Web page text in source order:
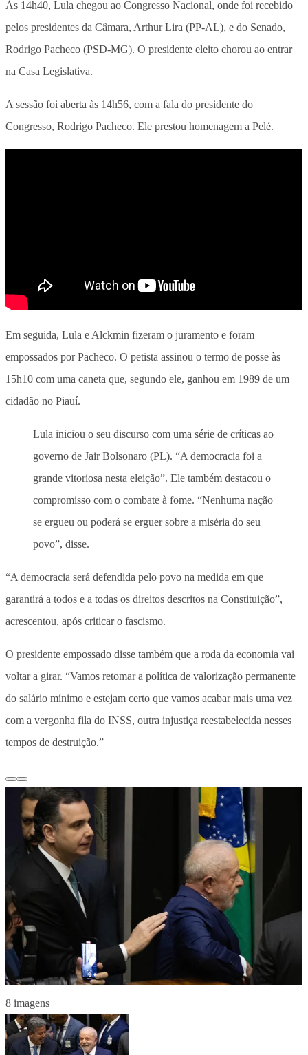
Às 14h40, Lula chegou ao Congresso Nacional, onde foi recebido
pelos presidentes da Câmara, Arthur Lira (PP-AL), e do Senado,
Rodrigo Pacheco (PSD-MG). O presidente eleito chorou ao entrar
na Casa Legislativa.
A sessão foi aberta às 14h56, com a fala do presidente do
Congresso, Rodrigo Pacheco. Ele prestou homenagem a Pelé.
Em seguida, Lula e Alckmin fizeram o juramento e foram
empossados por Pacheco. O petista assinou o termo de posse às
15h10 com uma caneta que, segundo ele, ganhou em 1989 de um
cidadão no Piauí.
Lula iniciou o seu discurso com uma série de críticas ao
governo de Jair Bolsonaro (PL). “A democracia foi a
grande vitoriosa nesta eleição”. Ele também destacou o
compromisso com o combate à fome. “Nenhuma nação
se ergueu ou poderá se erguer sobre a miséria do seu
povo”, disse.
“A democracia será defendida pelo povo na medida em que
garantirá a todos e a todas os direitos descritos na Constituição”,
acrescentou, após criticar o fascismo.
O presidente empossado disse também que a roda da economia vai
voltar a girar. “Vamos retomar a política de valorização permanente
do salário mínimo e estejam certo que vamos acabar mais uma vez
com a vergonha fila do INSS, outra injustiça reestabelecida nesses
tempos de destruição.”
8 imagens